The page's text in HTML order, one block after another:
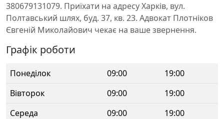
380679131079. Приїхати на адресу Харків, вул.
Полтавський шлях, буд. 37, кв. 23. Адвокат Плотніков
Євгеній Миколайович чекає на ваше звернення.
Графік роботи
Понеділок 09:00
19:00
Вівторок
09:00
19:00
Середа
09:00
19:00